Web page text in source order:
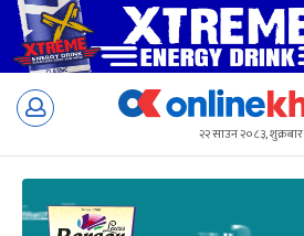
Skip
२२ साउन २०८३, शुक्रबार